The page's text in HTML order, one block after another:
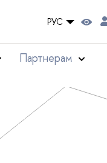
РУС
Партнерам